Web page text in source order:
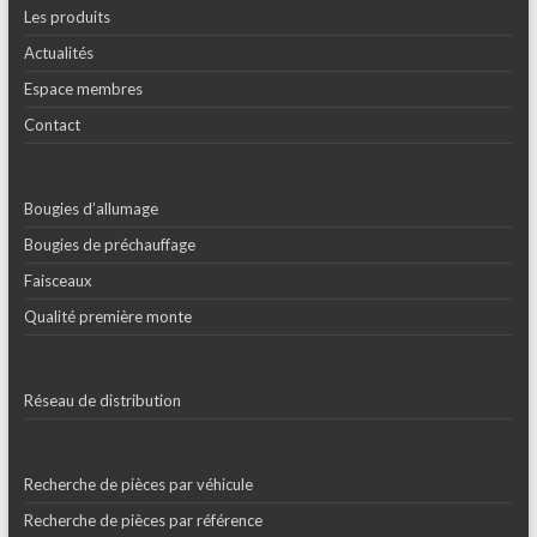
Les produits
Actualités
Espace membres
Contact
Bougies d’allumage
Bougies de préchauffage
Faisceaux
Qualité première monte
Réseau de distribution
Recherche de pièces par véhicule
Recherche de pièces par référence